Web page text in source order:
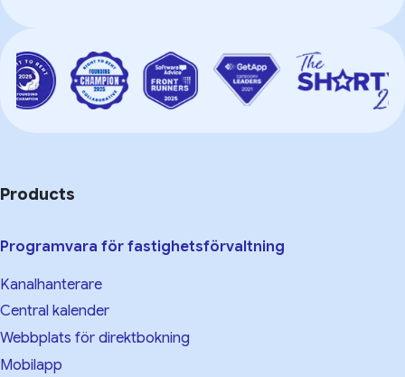
Products
Programvara för fastighetsförvaltning
Kanalhanterare
Central kalender
Webbplats för direktbokning
Mobilapp